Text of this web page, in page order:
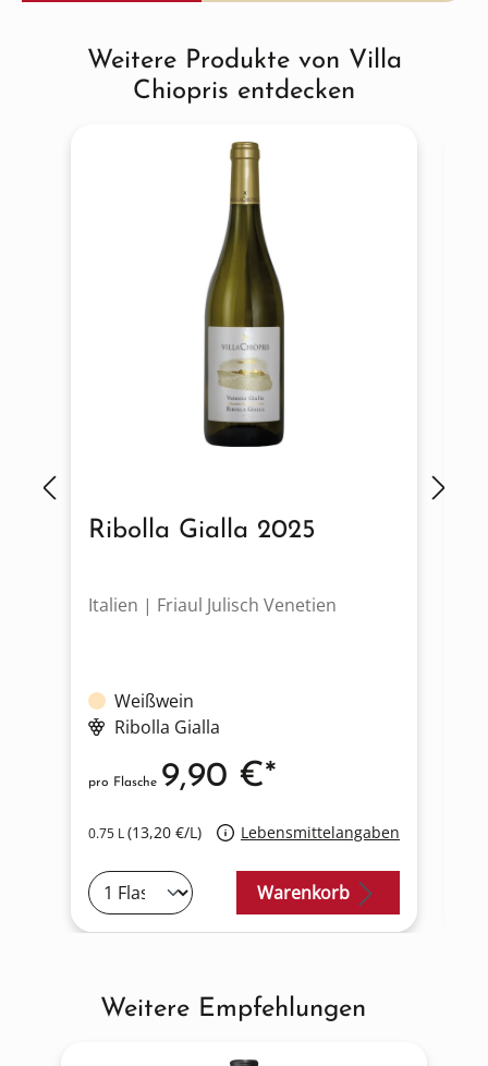
Produktgalerie überspringen
Weitere Produkte von Villa
Chiopris entdecken
Ribolla Gialla 2025
Italien | Friaul Julisch Venetien
Weißwein
Ribolla Gialla
0.75 L(13,20 €/L) Lebensmittelangaben
pro Flasche 9,90 €*
Warenkorb
Produktgalerie überspringen
Weitere Empfehlungen